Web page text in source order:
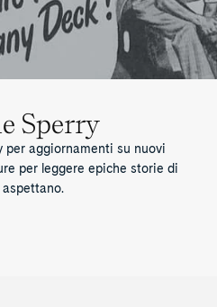
Sperry
per aggiornamenti su nuovi
per leggere epiche storie di